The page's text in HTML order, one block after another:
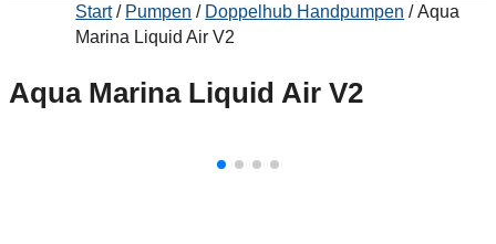
Start/ Pumpen / Doppelhub Handpumpen / Aqua
Marina Liquid Air V2
Aqua Marina Liquid Air V2